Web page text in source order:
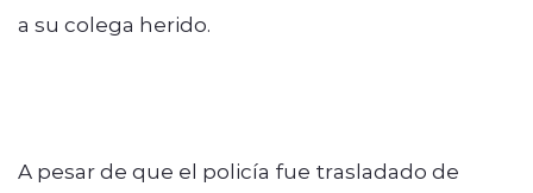
a su colega herido.
A pesar de que el policía fue trasladado de